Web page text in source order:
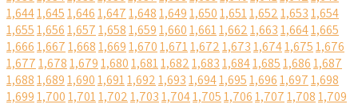
1,6441,6451,6461,6471,6481,6491,6501,6511,6521,6531,654
1,6551,6561,6571,6581,6591,6601,6611,6621,6631,6641,665
1,6661,6671,6681,6691,6701,6711,6721,6731,6741,6751,676
1,6771,6781,6791,6801,6811,6821,6831,6841,6851,6861,687
1,6881,6891,6901,6911,6921,6931,6941,6951,6961,6971,698
1,6991,7001,7011,7021,7031,7041,7051,7061,7071,7081,709